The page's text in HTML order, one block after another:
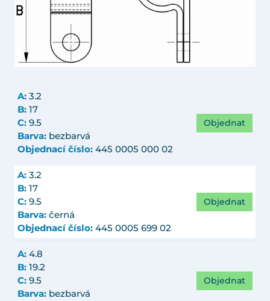
A: 3.2
B: 17
C: 9.5
Barva: bezbarvá
Objednací číslo: 445 0005 000 02
Objednat
A: 3.2
B: 17
C: 9.5
Barva: černá
Objednací číslo: 445 0005 699 02
Objednat
A: 4.8
B: 19.2
C: 9.5
Barva: bezbarvá
Objednat